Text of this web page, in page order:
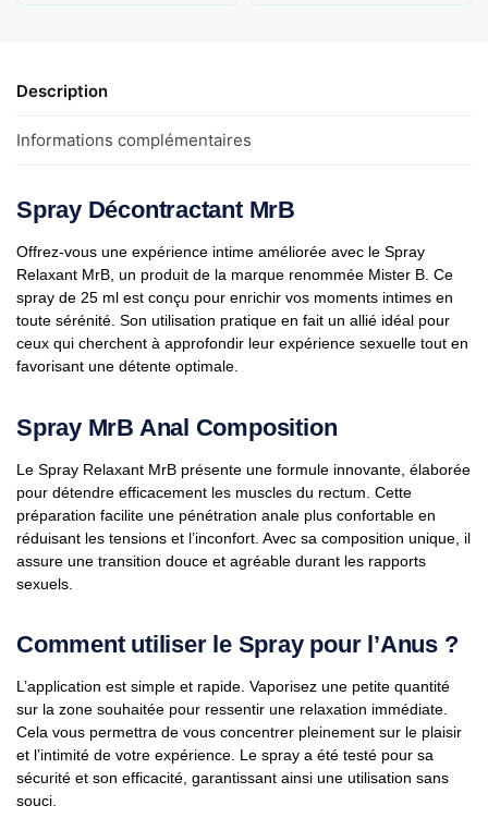
Description
Informations complémentaires
Spray Décontractant MrB
Offrez-vous une expérience intime améliorée avec le Spray
Relaxant MrB, un produit de la marque renommée Mister B. Ce
spray de 25 ml est conçu pour enrichir vos moments intimes en
toute sérénité. Son utilisation pratique en fait un allié idéal pour
ceux qui cherchent à approfondir leur expérience sexuelle tout en
favorisant une détente optimale.
Spray MrB Anal Composition
Le Spray Relaxant MrB présente une formule innovante, élaborée
pour détendre efficacement les muscles du rectum. Cette
préparation facilite une pénétration anale plus confortable en
réduisant les tensions et l’inconfort. Avec sa composition unique, il
assure une transition douce et agréable durant les rapports
sexuels.
Comment utiliser le Spray pour l’Anus ?
L’application est simple et rapide. Vaporisez une petite quantité
sur la zone souhaitée pour ressentir une relaxation immédiate.
Cela vous permettra de vous concentrer pleinement sur le plaisir
et l’intimité de votre expérience. Le spray a été testé pour sa
sécurité et son efficacité, garantissant ainsi une utilisation sans
souci.